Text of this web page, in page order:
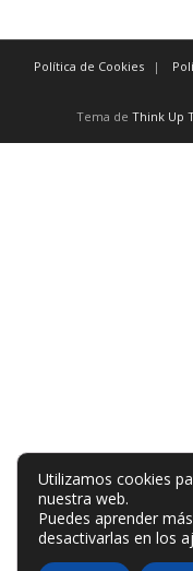
Política de Cookies
Tema de Think Up
Utilizamos cookies
nuestra web.
Puedes aprender
desactivarlas en los